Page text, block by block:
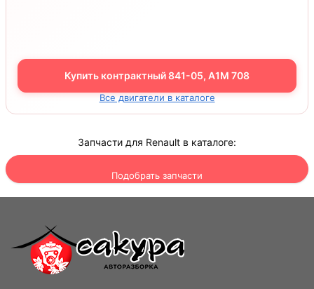
Купить контрактный 841-05, A1M 708
Все двигатели в каталоге
Запчасти для Renault в каталоге:
Подобрать запчасти